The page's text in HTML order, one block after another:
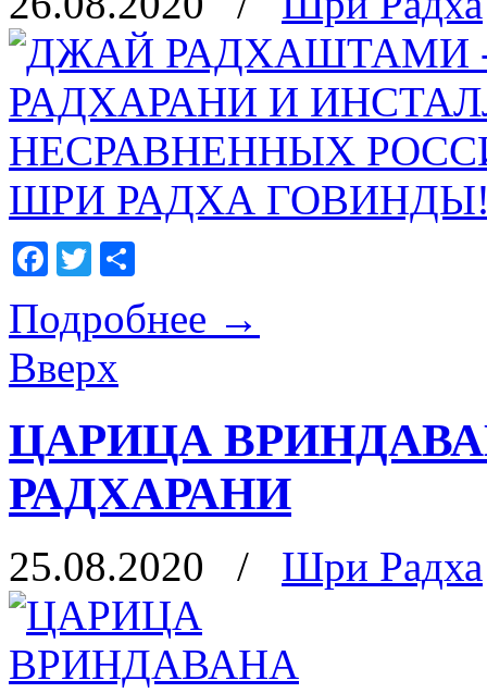
Facebook
Twitter
Подробнее →
Вверх
ЦАРИЦА
РАДХАРАНИ
25.08.2020 / Шри Радха